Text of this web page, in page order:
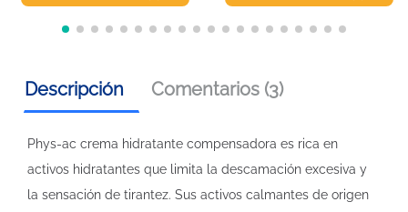
Descripción Comentarios (3)
Phys-ac crema hidratante compensadora es rica en
activos hidratantes que limita la descamación excesiva y
la sensación de tirantez. Sus activos calmantes de origen